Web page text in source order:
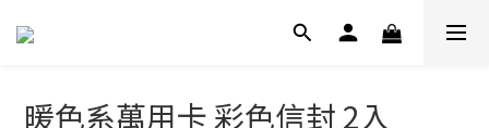
暖色系萬用卡 彩色信封 2入